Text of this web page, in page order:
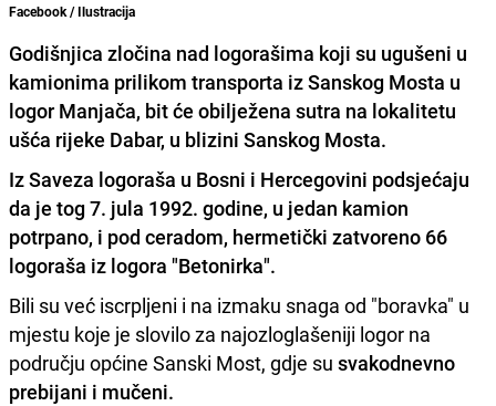
Facebook / Ilustracija
Godišnjica zločina nad logorašima koji su ugušeni u
kamionima prilikom transporta iz Sanskog Mosta u
logor Manjača, bit će obilježena sutra na lokalitetu
ušća rijeke Dabar, u blizini Sanskog Mosta.
Iz Saveza logoraša u Bosni i Hercegovini podsjećaju
da je tog 7. jula 1992. godine, u jedan kamion
potrpano, i pod ceradom, hermetički zatvoreno 66
logoraša iz logora "Betonirka".
Bili su već iscrpljeni i na izmaku snaga od "boravka" u
mjestu koje je slovilo za najozloglašeniji logor na
području općine Sanski Most, gdje su svakodnevno
prebijani i mučeni.